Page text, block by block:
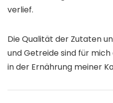
verlief.
Die Qualität der Zutaten
und Getreide sind für
in der Ernährung meiner